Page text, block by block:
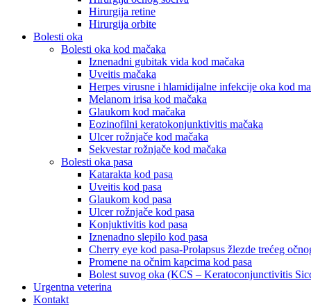
Hirurgija retine
Hirurgija orbite
Bolesti oka
Bolesti oka kod mačaka
Iznenadni gubitak vida kod mačaka
Uveitis mačaka
Herpes virusne i hlamidijalne infekcije oka kod
Melanom irisa kod mačaka
Glaukom kod mačaka
Eozinofilni keratokonjunktivitis mačaka
Ulcer rožnjače kod mačaka
Sekvestar rožnjače kod mačaka
Bolesti oka pasa
Katarakta kod pasa
Uveitis kod pasa
Glaukom kod pasa
Ulcer rožnjače kod pasa
Konjuktivitis kod pasa
Iznenadno slepilo kod pasa
Cherry eye kod pasa-Prolapsus žlezde trećeg
Promene na očnim kapcima kod pasa
Bolest suvog oka (KCS – Keratoconjunctivitis
Urgentna veterina
Kontakt